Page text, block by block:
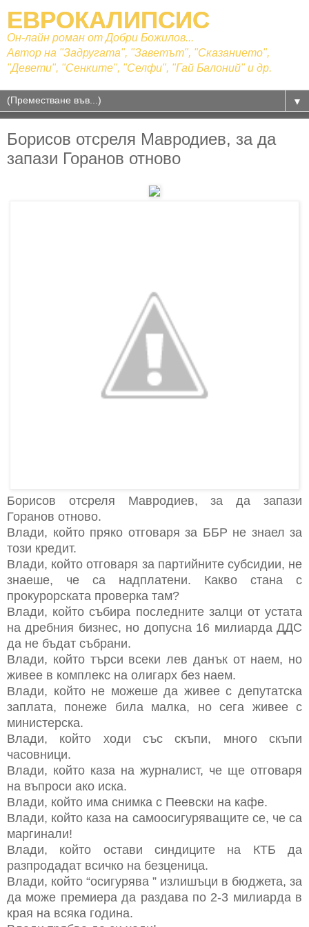
ЕВРОКАЛИПСИС
Он-лайн роман от Добри Божилов...
Автор на "Задругата", "Заветът", "Сказанието",
"Девети", "Сенките", "Селфи", "Гай Балоний" и др.
▼
Борисов отсреля Мавродиев, за да
запази Горанов отново
Борисов отсреля Мавродиев, за да запази
Горанов отново.
Влади, който пряко отговаря за ББР не знаел за
този кредит.
Влади, който отговаря за партийните субсидии, не
знаеше, че са надплатени. Какво стана с
прокурорската проверка там?
Влади, който събира последните залци от устата
на дребния бизнес, но допусна 16 милиарда ДДС
да не бъдат събрани.
Влади, който търси всеки лев данък от наем, но
живее в комплекс на олигарх без наем.
Влади, който не можеше да живее с депутатска
заплата, понеже била малка, но сега живее с
министерска.
Влади, който ходи със скъпи, много скъпи
часовници.
Влади, който каза на журналист, че ще отговаря
на въпроси ако иска.
Влади, който има снимка с Пеевски на кафе.
Влади, който каза на самоосигуряващите се, че са
маргинали!
Влади, който остави синдиците на КТБ да
разпродадат всичко на безценица.
Влади, който “осигурява ” излишъци в бюджета, за
да може премиера да раздава по 2-3 милиарда в
края на всяка година.